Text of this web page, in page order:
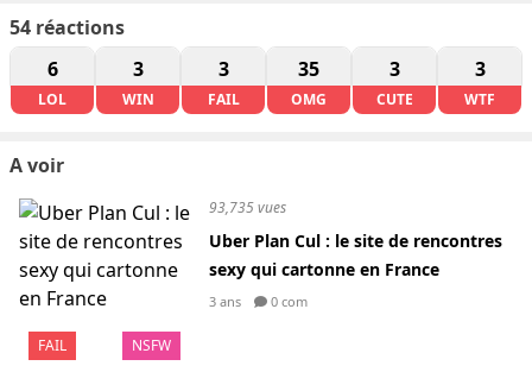
54 réactions
6
LOL
3
WIN
3
FAIL
35
OMG
3
CUTE
3
WTF
A voir
FAIL NSFW
93,735 vues
Uber Plan Cul : le site de rencontres
sexy qui cartonne en France
3 ans 0 com